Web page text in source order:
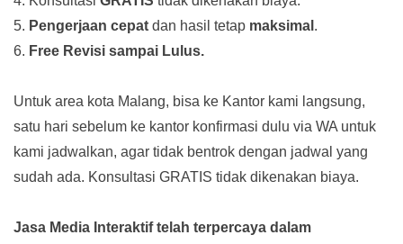
5. Pengerjaan cepat dan hasil tetap maksimal .
6. Free Revisi sampai Lulus.
Untuk area kota Malang, bisa ke Kantor kami langsung,
satu hari sebelum ke kantor konfirmasi dulu via WA untuk
kami jadwalkan, agar tidak bentrok dengan jadwal yang
sudah ada. Konsultasi GRATIS tidak dikenakan biaya.
Jasa Media Interaktif telah terpercaya dalam